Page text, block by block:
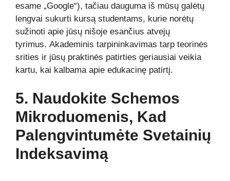
esame „Google“), tačiau dauguma iš mūsų galėtų
lengvai sukurti kursą studentams, kurie norėtų
sužinoti apie jūsų nišoje esančius atvejų
tyrimus. Akademinis tarpininkavimas tarp teorinės
srities ir jūsų praktinės patirties geriausiai veikia
kartu, kai kalbama apie edukacinę patirtį.
5. Naudokite Schemos
Mikroduomenis, Kad
Palengvintumėte Svetainių
Indeksavimą